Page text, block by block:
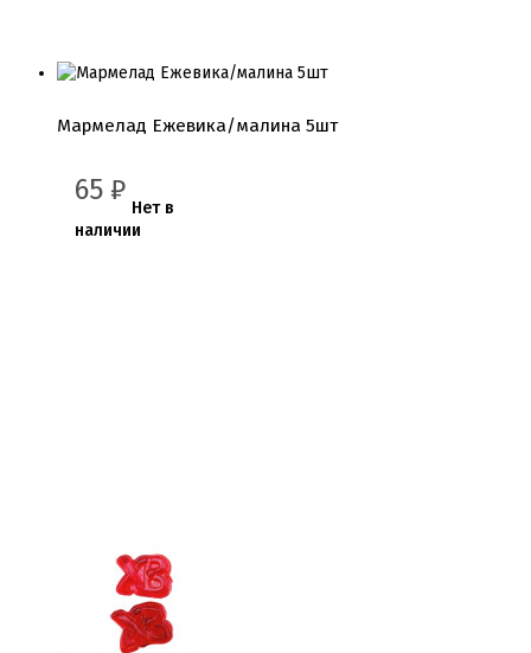
Мармелад Ежевика/малина 5шт
65 ₽
Нет в
наличии